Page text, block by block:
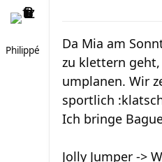
Philippé
Da Mia am
zu klettern
umplanen. Wir
sportlich
Ich bringe
Jolly Jumper ->